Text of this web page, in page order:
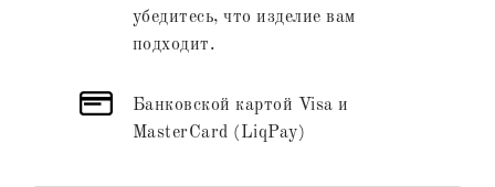
убедитесь, что изделие вам
подходит.
Банковской картой Visa и
MasterCard (LiqPay)